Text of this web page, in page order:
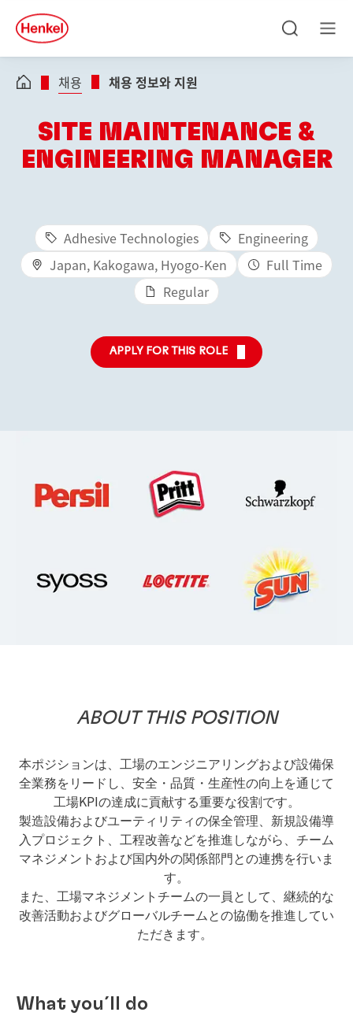
Skip to main content
Skip to footer
quick
search
채용 채용 정보와 지원
SITE MAINTENANCE &
ENGINEERING MANAGER
Adhesive Technologies
Engineering
Japan, Kakogawa, Hyogo-Ken
Full Time
Regular
APPLY FOR THIS ROLE
ABOUT THIS POSITION
本ポジションは、工場のエンジニアリングおよび設備保
全業務をリードし、安全・品質・生産性の向上を通じて
工場KPIの達成に貢献する重要な役割です。
製造設備およびユーティリティの保全管理、新規設備導
入プロジェクト、工程改善などを推進しながら、チーム
マネジメントおよび国内外の関係部門との連携を行いま
す。
また、工場マネジメントチームの一員として、継続的な
改善活動およびグローバルチームとの協働を推進してい
ただきます。
What you´ll do